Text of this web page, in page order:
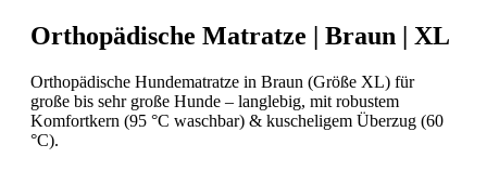
Orthopädische Matratze | Braun | XL
Orthopädische Hundematratze in Braun (Größe XL) für
große bis sehr große Hunde – langlebig, mit robustem
Komfortkern (95 °C waschbar) & kuscheligem Überzug (60
°C).